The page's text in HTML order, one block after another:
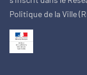
Politique de la Ville